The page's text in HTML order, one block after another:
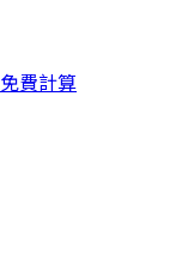
免費計算